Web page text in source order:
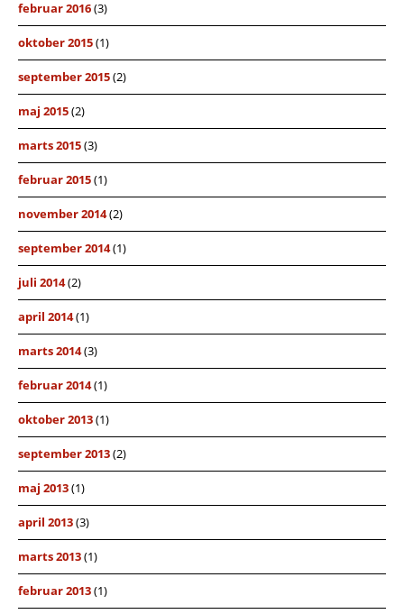
februar 2016(3)
oktober 2015(1)
september 2015(2)
maj 2015(2)
marts 2015(3)
februar 2015(1)
november 2014(2)
september 2014(1)
juli 2014(2)
april 2014(1)
marts 2014(3)
februar 2014(1)
oktober 2013(1)
september 2013(2)
maj 2013(1)
april 2013(3)
marts 2013(1)
februar 2013(1)